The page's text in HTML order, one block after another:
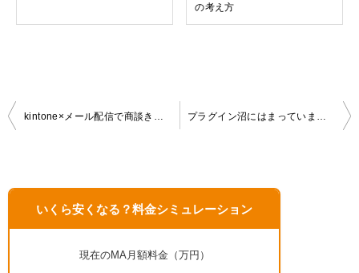
の考え方
投
稿
ゲ
シ
kintone×メール配信で商談きっかけを作ろう——実践的なメール活用ガイド プラグイン沼にはまっていませんか？ — kintone solutions day 大阪で聞いたリアルな声
いくら安くなる？料金シミュレーション
現在のMA月額料金（万円）